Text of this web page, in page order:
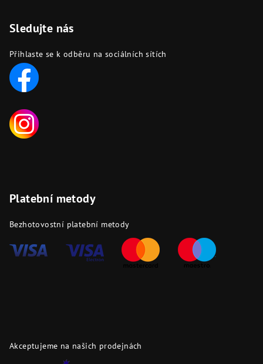
Sledujte nás
Přihlaste se k odběru na sociálních sítích
Platební metody
Bezhotovostní platební metody
Akceptujeme na našich prodejnách